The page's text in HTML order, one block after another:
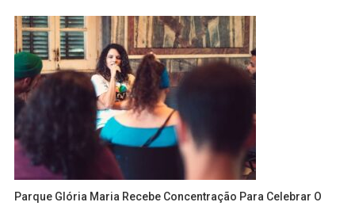
Parque Glória Maria Recebe Concentração Para Celebrar O